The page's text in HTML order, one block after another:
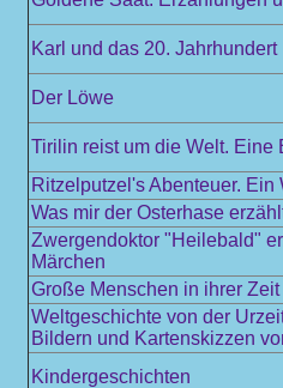
Karl und das 20. Jahrhundert
Der Löwe
Tirilin reist um die Welt. Eine
Ritzelputzel's Abenteuer. Ein
Was mir der Osterhase
Zwergendoktor "Heilebald"
Märchen
Große Menschen in ihrer Zeit
Weltgeschichte von der
Bildern und Kartenskizzen
Kindergeschichten